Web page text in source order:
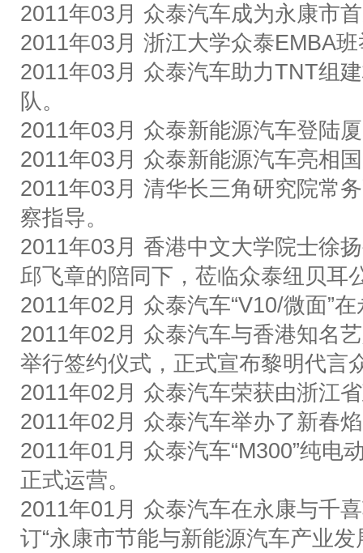
2011年03月 众泰汽车成为永康市
2011年03月 浙江大学众泰EMBA班
2011年03月 众泰汽车助力TNT组
队。
2011年03月 众泰新能源汽车登陆
2011年03月 众泰新能源汽车亮相
2011年03月 清华长三角研究院常
察指导。
2011年03月 香港中文大学院士徐
邱飞章的陪同下，莅临众泰纽贝耳
2011年02月 众泰汽车“V10/微面”在
2011年02月 众泰汽车与香港知名
举行签约仪式，正式宣布黎明代言
2011年02月 众泰汽车荣获由浙江
2011年02月 众泰汽车举办了新春
2011年01月 众泰汽车“M300”纯电
正式运营。
2011年01月 众泰汽车在永康与千
订“永康市节能与新能源汽车产业